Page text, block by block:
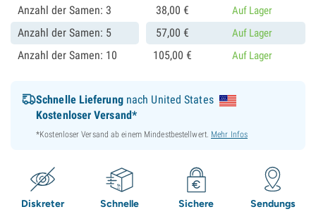
Anzahl der Samen: 3 38,00 € Auf Lager
Anzahl der Samen: 5 57,00 € Auf Lager
Anzahl der Samen: 10 105,00 € Auf Lager
Schnelle Lieferungnach United States
Kostenloser Versand*
*Kostenloser Versand ab einem Mindestbestellwert. Mehr Infos
Diskreter
Schnelle
Sichere
Sendungs